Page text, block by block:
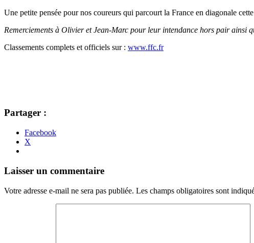
Une petite pensée pour nos coureurs qui parcourt la France en diagonale
Remerciements à Olivier et Jean-Marc pour leur intendance hors pair ainsi
Classements complets et officiels sur : www.ffc.fr
Partager :
Facebook
X
Navigation
articles
←
→
Laisser un commentaire
Votre adresse e-mail ne sera pas publiée. Les champs obligatoires sont